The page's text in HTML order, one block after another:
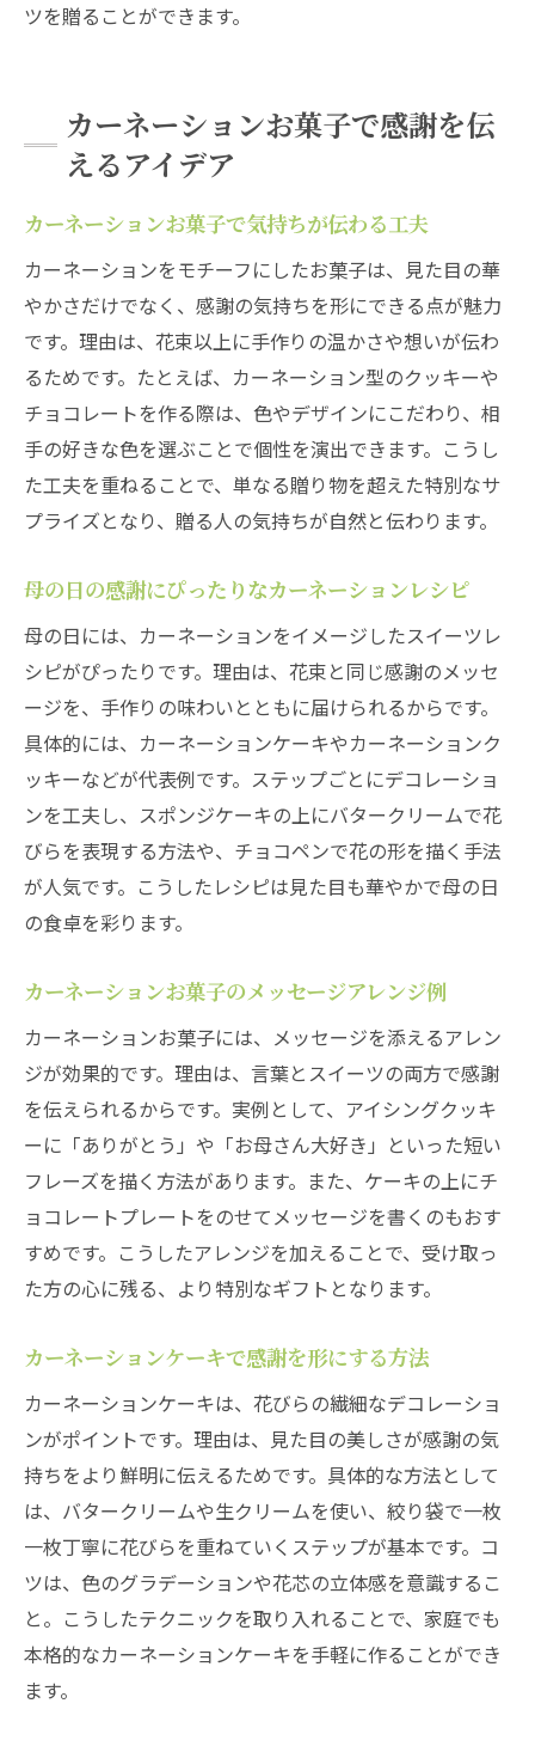
ツを贈ることができます。
カーネーションお菓子で感謝を伝
えるアイデア
カーネーションお菓子で気持ちが伝わる工夫
カーネーションをモチーフにしたお菓子は、見た目の華
やかさだけでなく、感謝の気持ちを形にできる点が魅力
です。理由は、花束以上に手作りの温かさや想いが伝わ
るためです。たとえば、カーネーション型のクッキーや
チョコレートを作る際は、色やデザインにこだわり、相
手の好きな色を選ぶことで個性を演出できます。こうし
た工夫を重ねることで、単なる贈り物を超えた特別なサ
プライズとなり、贈る人の気持ちが自然と伝わります。
母の日の感謝にぴったりなカーネーションレシピ
母の日には、カーネーションをイメージしたスイーツレ
シピがぴったりです。理由は、花束と同じ感謝のメッセ
ージを、手作りの味わいとともに届けられるからです。
具体的には、カーネーションケーキやカーネーションク
ッキーなどが代表例です。ステップごとにデコレーショ
ンを工夫し、スポンジケーキの上にバタークリームで花
びらを表現する方法や、チョコペンで花の形を描く手法
が人気です。こうしたレシピは見た目も華やかで母の日
の食卓を彩ります。
カーネーションお菓子のメッセージアレンジ例
カーネーションお菓子には、メッセージを添えるアレン
ジが効果的です。理由は、言葉とスイーツの両方で感謝
を伝えられるからです。実例として、アイシングクッキ
ーに「ありがとう」や「お母さん大好き」といった短い
フレーズを描く方法があります。また、ケーキの上にチ
ョコレートプレートをのせてメッセージを書くのもおす
すめです。こうしたアレンジを加えることで、受け取っ
た方の心に残る、より特別なギフトとなります。
カーネーションケーキで感謝を形にする方法
カーネーションケーキは、花びらの繊細なデコレーショ
ンがポイントです。理由は、見た目の美しさが感謝の気
持ちをより鮮明に伝えるためです。具体的な方法として
は、バタークリームや生クリームを使い、絞り袋で一枚
一枚丁寧に花びらを重ねていくステップが基本です。コ
ツは、色のグラデーションや花芯の立体感を意識するこ
と。こうしたテクニックを取り入れることで、家庭でも
本格的なカーネーションケーキを手軽に作ることができ
ます。